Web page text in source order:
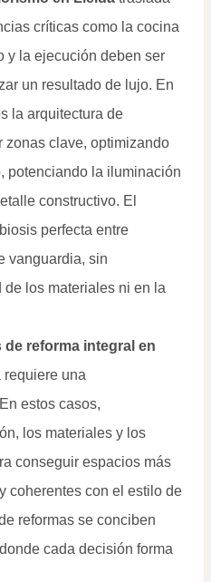
críticas como la cocina
y la ejecución deben ser
un resultado de lujo. En
la arquitectura de
zonas clave, optimizando
potenciando la iluminación
constructivo. El
perfecta entre
vanguardia, sin
los materiales ni en la
de reforma integral en
una
estos casos,
los materiales y los
conseguir espacios más
coherentes con el estilo de
reformas se conciben
cada decisión forma